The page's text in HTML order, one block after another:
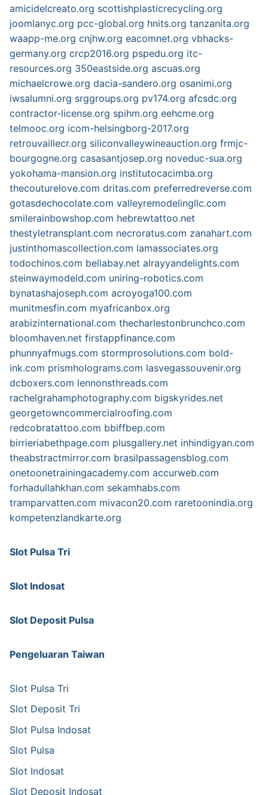
amicidelcreato.org scottishplasticrecycling.org
joomlanyc.org pcc-global.org hnits.org tanzanita.org
waapp-me.org cnjhw.org eacomnet.org vbhacks-
germany.org crcp2016.org pspedu.org itc-
resources.org 350eastside.org ascuas.org
michaelcrowe.org dacia-sandero.org osanimi.org
iwsalumni.org srggroups.org pv174.org afcsdc.org
contractor-license.org spihm.org eehcme.org
telmooc.org icom-helsingborg-2017.org
retrouvaillecr.org siliconvalleywineauction.org frmjc-
bourgogne.org casasantjosep.org noveduc-sua.org
yokohama-mansion.org institutocacimba.org
thecouturelove.com dritas.com preferredreverse.com
gotasdechocolate.com valleyremodelingllc.com
smilerainbowshop.com hebrewtattoo.net
thestyletransplant.com necroratus.com zanahart.com
justinthomascollection.com lamassociates.org
todochinos.com bellabay.net alrayyandelights.com
steinwaymodeld.com uniring-robotics.com
bynatashajoseph.com acroyoga100.com
munitmesfin.com myafricanbox.org
arabizinternational.com thecharlestonbrunchco.com
bloomhaven.net firstappfinance.com
phunnyafmugs.com stormprosolutions.com bold-
ink.com prismholograms.com lasvegassouvenir.org
dcboxers.com lennonsthreads.com
rachelgrahamphotography.com bigskyrides.net
georgetowncommercialroofing.com
redcobratattoo.com bbiffbep.com
birrieriabethpage.com plusgallery.net inhindigyan.com
theabstractmirror.com brasilpassagensblog.com
onetoonetrainingacademy.com accurweb.com
forhadullahkhan.com sekamhabs.com
tramparvatten.com mivacon20.com raretoonindia.org
kompetenzlandkarte.org
Slot Pulsa Tri
Slot Indosat
Slot Deposit Pulsa
Pengeluaran Taiwan
Slot Pulsa Tri
Slot Deposit Tri
Slot Pulsa Indosat
Slot Pulsa
Slot Indosat
Slot Deposit Indosat